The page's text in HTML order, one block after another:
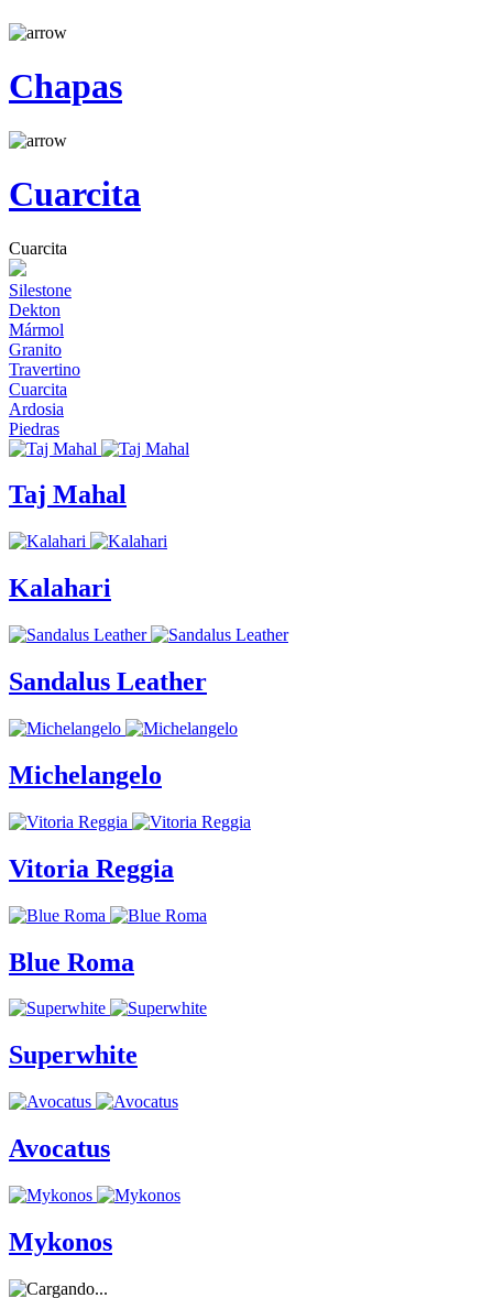
Chapas
Cuarcita
Cuarcita
Silestone
Dekton
Mármol
Granito
Travertino
Cuarcita
Ardosia
Piedras
Taj Mahal
Kalahari
Sandalus Leather
Michelangelo
Vitoria Reggia
Blue Roma
Superwhite
Avocatus
Mykonos